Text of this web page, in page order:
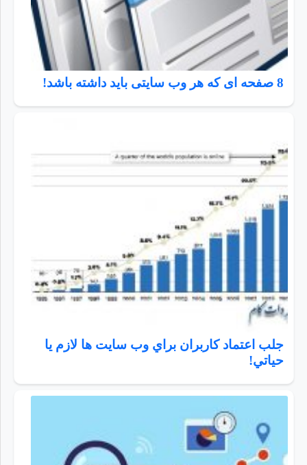
8 صفحه ای که هر وب سایتی باید داشته باشد!
جلب اعتماد كاربران براي وب سايت ها لازم يا
حياتي!